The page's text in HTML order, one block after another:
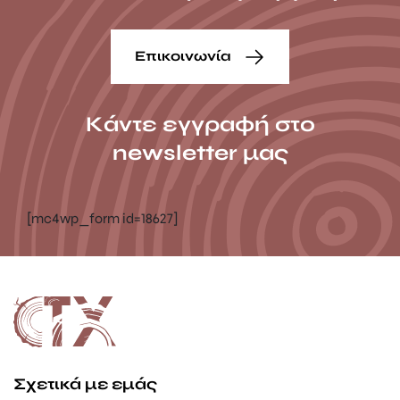
Επικοινωνία
Κάντε εγγραφή στο
newsletter μας
[mc4wp_form id=18627]
Σχετικά με εμάς